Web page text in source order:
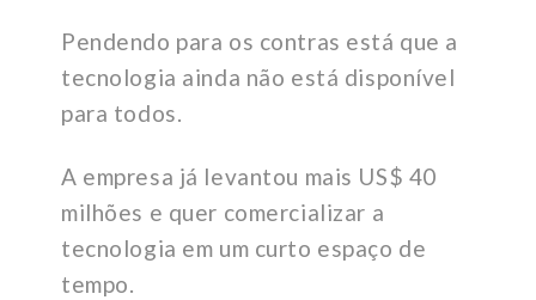
Pendendo para os contras está que a
tecnologia ainda não está disponível
para todos.
A empresa já levantou mais US$ 40
milhões e quer comercializar a
tecnologia em um curto espaço de
tempo.